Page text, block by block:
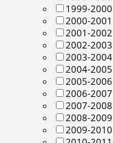
1999-2000
2000-2001
2001-2002
2002-2003
2003-2004
2004-2005
2005-2006
2006-2007
2007-2008
2008-2009
2009-2010